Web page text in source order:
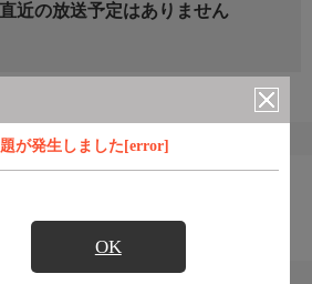
が発生しました[error]
OK
直近の放送予定はありません
め番組